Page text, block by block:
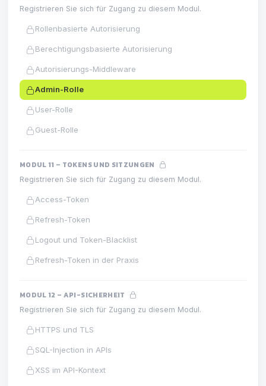
Registrieren Sie sich für Zugang zu diesem Modul.
Rollenbasierte Autorisierung
Berechtigungsbasierte Autorisierung
Autorisierungs-Middleware
Admin-Rolle
User-Rolle
Guest-Rolle
MODUL 11 – TOKENS UND SITZUNGEN
Registrieren Sie sich für Zugang zu diesem Modul.
Access-Token
Refresh-Token
Logout und Token-Blacklist
Refresh-Token in der Praxis
MODUL 12 – API-SICHERHEIT
Registrieren Sie sich für Zugang zu diesem Modul.
HTTPS und TLS
SQL-Injection in APIs
XSS im API-Kontext